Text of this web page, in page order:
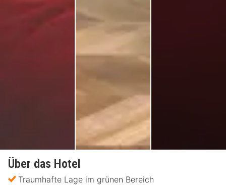
Über das Hotel
Traumhafte Lage im grünen Bereich